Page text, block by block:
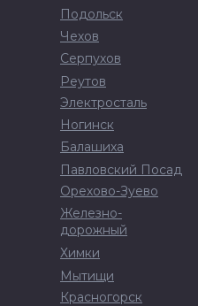
Подольск
Чехов
Серпухов
Реутов
Электросталь
Ногинск
Балашиха
Павловский Посад
Орехово-Зуево
Железно-
дорожный
Химки
Мытищи
Красногорск